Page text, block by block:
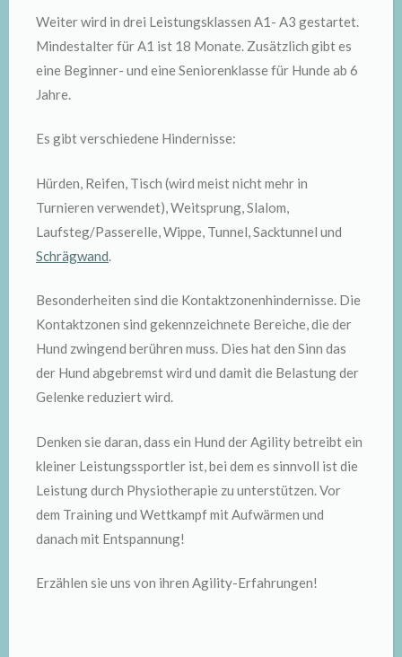
Weiter wird in drei Leistungsklassen A1- A3 gestartet.
Mindestalter für A1 ist 18 Monate. Zusätzlich gibt es
eine Beginner- und eine Seniorenklasse für Hunde ab 6
Jahre.
Es gibt verschiedene Hindernisse:
Hürden, Reifen, Tisch (wird meist nicht mehr in
Turnieren verwendet), Weitsprung, Slalom,
Laufsteg/Passerelle, Wippe, Tunnel, Sacktunnel und
Schrägwand
Besonderheiten sind die Kontaktzonenhindernisse. Die
Kontaktzonen sind gekennzeichnete Bereiche, die der
Hund zwingend berühren muss. Dies hat den Sinn das
der Hund abgebremst wird und damit die Belastung der
Gelenke reduziert wird.
Denken sie daran, dass ein Hund der Agility betreibt ein
kleiner Leistungssportler ist, bei dem es sinnvoll ist die
Leistung durch Physiotherapie zu unterstützen. Vor
dem Training und Wettkampf mit Aufwärmen und
danach mit Entspannung!
Erzählen sie uns von ihren Agility-Erfahrungen!